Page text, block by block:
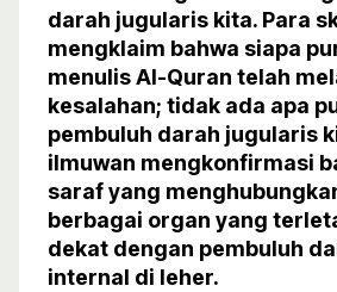
darah jugularis kita. Para
mengklaim bahwa siapa
menulis Al-Quran telah
kesalahan; tidak ada apa
pembuluh darah jugularis
ilmuwan mengkonfirmasi
saraf yang
berbagai organ yang
dekat dengan pembuluh
internal di leher.